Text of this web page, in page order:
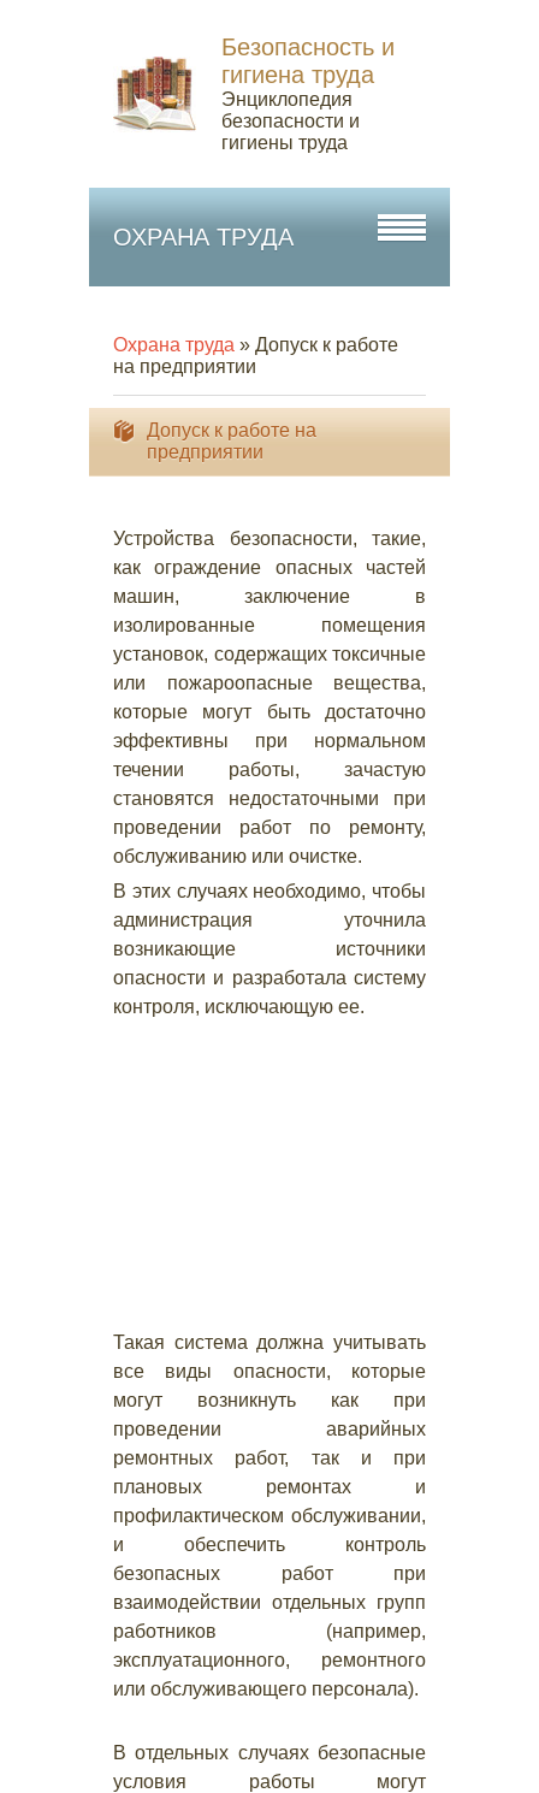
Безопасность и
гигиена труда
Энциклопедия
безопасности и
гигиены труда
ОХРАНА ТРУДА
Охрана труда » Допуск к работе
на предприятии
Допуск к работе на
предприятии
Устройства безопасности, такие,
как ограждение опасных частей
машин, заключение в
изолированные помещения
установок, содержащих токсичные
или пожароопасные вещества,
которые могут быть достаточно
эффективны при нормальном
течении работы, зачастую
становятся недостаточными при
проведении работ по ремонту,
обслуживанию или очистке.
В этих случаях необходимо, чтобы
администрация уточнила
возникающие источники
опасности и разработала систему
контроля, исключающую ее.
Такая система должна учитывать
все виды опасности, которые
могут возникнуть как при
проведении аварийных
ремонтных работ, так и при
плановых ремонтах и
профилактическом обслуживании,
и обеспечить контроль
безопасных работ при
взаимодействии отдельных групп
работников (например,
эксплуатационного, ремонтного
или обслуживающего персонала).
В отдельных случаях безопасные
условия работы могут